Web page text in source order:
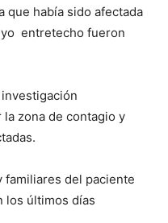
que había sido afectada
entretecho fueron
zona de contagio y
familiares del paciente
los últimos días